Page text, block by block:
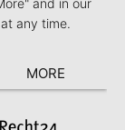
and in our
any time.
MORE